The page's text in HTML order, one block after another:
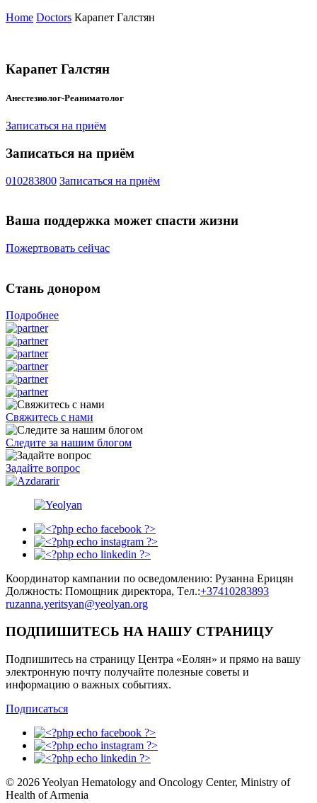
Home Doctors Карапет Галстян
Карапет Галстян
Анестезиолог-Реаниматолог
Записаться на приём
Записаться на приём
010283800 Записаться на приём
Ваша поддержка может спасти жизни
Пожертвовать сейчас
Стань донором
Подробнее
Свяжитесь с нами
Следите за нашим блогом
Задайте вопрос
Координатор кампании по осведомлению: Рузанна Ерицян
Должность: Помощник директора, Tел.:+37410283893
ruzanna.yeritsyan@yeolyan.org
ПОДПИШИТЕСЬ НА НАШУ СТРАНИЦУ
Подпишитесь на страницу Центра «Еолян» и прямо на вашу
электронную почту получайте полезные советы и
информацию о важных событиях.
Подписаться
© 2026 Yeolyan Hematology and Oncology Center, Ministry of
Health of Armenia